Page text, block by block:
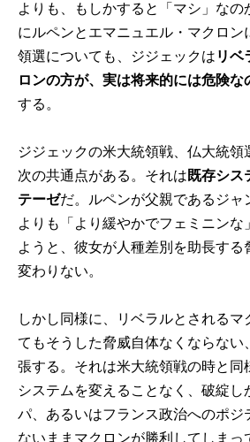
よりも、もしかすると「マシ」なの
にルペンとエマニュエル・マクロン
領選についても、ジジェックは リベ
ロンの方が、実は将来的には危険な
する。
ジジェックの米大統領戦、仏大統領
次の共通点がある。それは 既存シス
テーゼだ。ルペンが父親であるジャ
よりも「より緩やかでフェミニンな
ようと、彼女が人種差別を助長する
変わりない。
しかし同様に、リベラルとされるマ
てもそうした脅威自体なくならない
張する。それは米大統領戦の時と同
システムを変えることなく、破綻し
パ、あるいはフランス政治へのポジ
ないままマクロンが勝利してしまっ